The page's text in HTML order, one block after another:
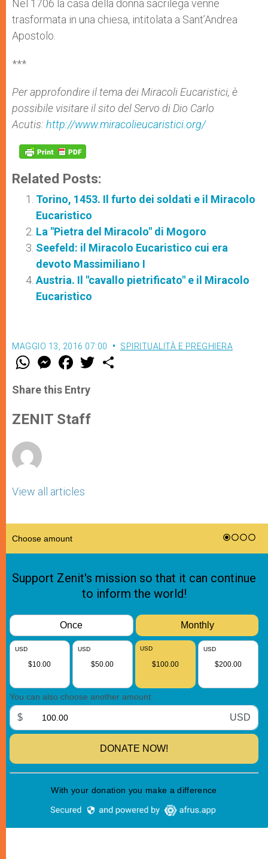
Nel 1706 la casa della donna sacrilega venne
trasformata in una chiesa, intitolata a Sant’Andrea
Apostolo.
***
Per approfondire il tema dei Miracoli Eucaristici, è
possibile visitare il sito del Servo di Dio Carlo
Acutis: http://www.miracolieucaristici.org/
Related Posts:
Torino, 1453. Il furto dei soldati e il Miracolo
Eucaristico
La "Pietra del Miracolo" di Mogoro
Seefeld: il Miracolo Eucaristico cui era
devoto Massimiliano I
Austria. Il "cavallo pietrificato" e il Miracolo
Eucaristico
MAGGIO 13, 2016 07:00 SPIRITUALITÀ E PREGHIERA
W
t
s
p
p
M
e
s
e
g
e
F
a
e
b
o
k
w
Share this Entry
ZENIT Staff
View all articles